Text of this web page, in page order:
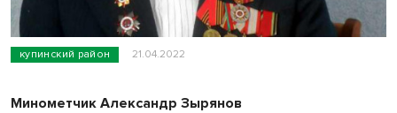
купинский район 21.04.2022
Минометчик Александр Зырянов